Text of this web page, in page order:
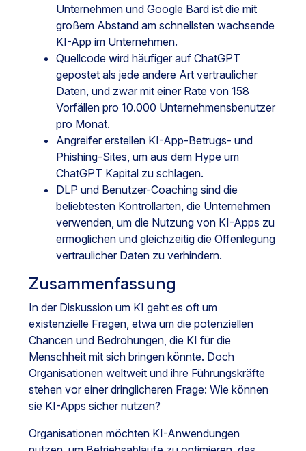
Unternehmen und Google Bard ist die mit
großem Abstand am schnellsten wachsende
KI-App im Unternehmen.
Quellcode wird häufiger auf ChatGPT
gepostet als jede andere Art vertraulicher
Daten, und zwar mit einer Rate von 158
Vorfällen pro 10.000 Unternehmensbenutzer
pro Monat.
Angreifer erstellen KI-App-Betrugs- und
Phishing-Sites, um aus dem Hype um
ChatGPT Kapital zu schlagen.
DLP und Benutzer-Coaching sind die
beliebtesten Kontrollarten, die Unternehmen
verwenden, um die Nutzung von KI-Apps zu
ermöglichen und gleichzeitig die Offenlegung
vertraulicher Daten zu verhindern.
Zusammenfassung
In der Diskussion um KI geht es oft um
existenzielle Fragen, etwa um die potenziellen
Chancen und Bedrohungen, die KI für die
Menschheit mit sich bringen könnte. Doch
Organisationen weltweit und ihre Führungskräfte
stehen vor einer dringlicheren Frage: Wie können
sie KI-Apps sicher nutzen?
Organisationen möchten KI-Anwendungen